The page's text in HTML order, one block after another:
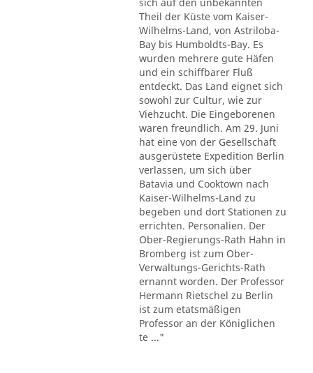
sich auf den unbekannten
Theil der Küste vom Kaiser-
Wilhelms-Land, von Astriloba-
Bay bis Humboldts-Bay. Es
wurden mehrere gute Häfen
und ein schiffbarer Fluß
entdeckt. Das Land eignet sich
sowohl zur Cultur, wie zur
Viehzucht. Die Eingeborenen
waren freundlich. Am 29. Juni
hat eine von der Gesellschaft
ausgerüstete Expedition Berlin
verlassen, um sich über
Batavia und Cooktown nach
Kaiser-Wilhelms-Land zu
begeben und dort Stationen zu
errichten. Personalien. Der
Ober-Regierungs-Rath Hahn in
Bromberg ist zum Ober-
Verwaltungs-Gerichts-Rath
ernannt worden. Der Professor
Hermann Rietschel zu Berlin
ist zum etatsmäßigen
Professor an der Königlichen
te ..."